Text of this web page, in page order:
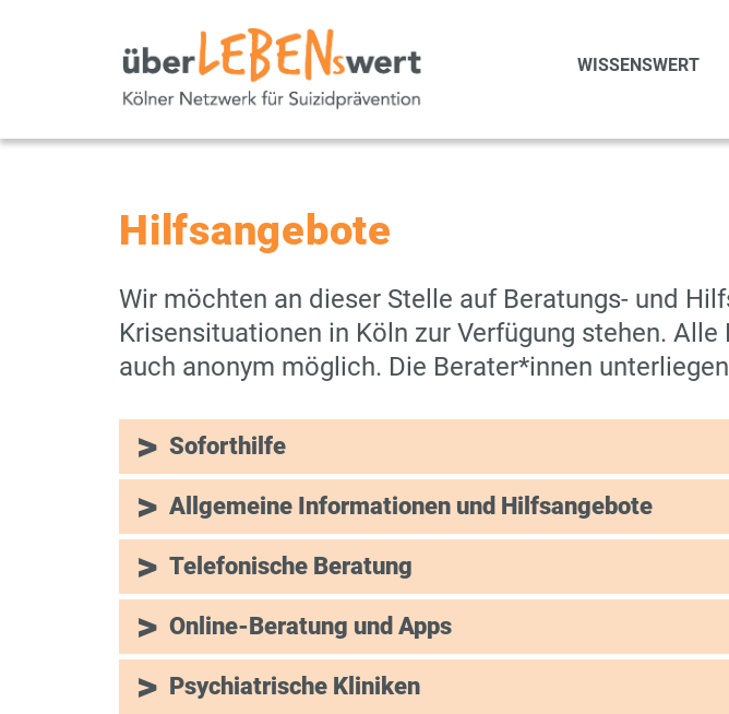
WISSENSWERT
Hilfsangebote
Wir möchten an dieser Stelle auf Beratungs- und
Krisensituationen in Köln zur Verfügung stehen.
auch anonym möglich. Die Berater*innen
Soforthilfe
Allgemeine Informationen und Hilfsangebote
Telefonische Beratung
Online-Beratung und Apps
Psychiatrische Kliniken